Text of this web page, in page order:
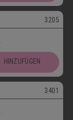
3205
HINZUFÜGEN
3401